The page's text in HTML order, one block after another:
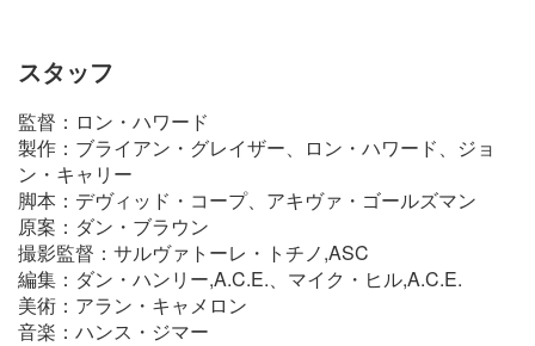
スタッフ
監督：ロン・ハワード
製作：ブライアン・グレイザー、ロン・ハワード、ジョ
ン・キャリー
脚本：デヴィッド・コープ、アキヴァ・ゴールズマン
原案：ダン・ブラウン
撮影監督：サルヴァトーレ・トチノ,ASC
編集：ダン・ハンリー,A.C.E.、マイク・ヒル,A.C.E.
美術：アラン・キャメロン
音楽：ハンス・ジマー